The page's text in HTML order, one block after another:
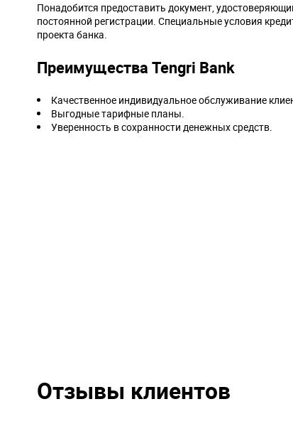
Понадобится предоставить документ,
постоянной регистрации. Специальные условия
проекта банка.
Преимущества Tengri Bank
Качественное индивидуальное обслуживание
Выгодные тарифные планы.
Уверенность в сохранности денежных средств.
Отзывы клиентов